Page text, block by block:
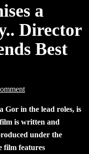
a
Director
Best
Gor in the lead roles, is
is written and
under the
film features